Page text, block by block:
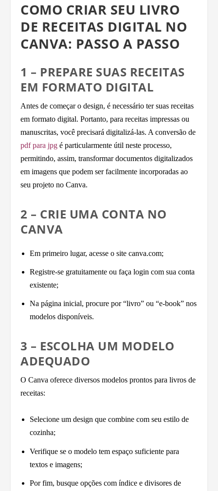
COMO CRIAR SEU LIVRO
DE RECEITAS DIGITAL NO
CANVA: PASSO A PASSO
1 – PREPARE SUAS RECEITAS
EM FORMATO DIGITAL
Antes de começar o design, é necessário ter suas receitas
em formato digital. Portanto, para receitas impressas ou
manuscritas, você precisará digitalizá-las. A conversão de
pdf para jpg é particularmente útil neste processo,
permitindo, assim, transformar documentos digitalizados
em imagens que podem ser facilmente incorporadas ao
seu projeto no Canva.
2 – CRIE UMA CONTA NO
CANVA
Em primeiro lugar, acesse o site canva.com;
Registre-se gratuitamente ou faça login com sua conta
existente;
Na página inicial, procure por “livro” ou “e-book” nos
modelos disponíveis.
3 – ESCOLHA UM MODELO
ADEQUADO
O Canva oferece diversos modelos prontos para livros de
receitas:
Selecione um design que combine com seu estilo de
cozinha;
Verifique se o modelo tem espaço suficiente para
textos e imagens;
Por fim, busque opções com índice e divisores de